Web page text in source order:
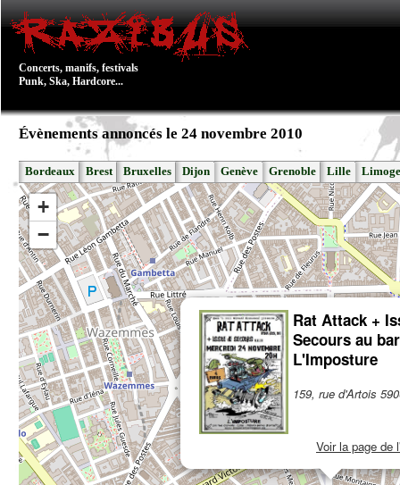
Concerts, manifs, festivals
Punk, Ska, Hardcore...
Évènements annoncés le 24 novembre 2010
Bordeaux Brest Bruxelles Dijon Genève Grenoble Lille
Rat Attack +
Secours au bar
L'Imposture
159, rue d'Artois
Voir la page de
+
−